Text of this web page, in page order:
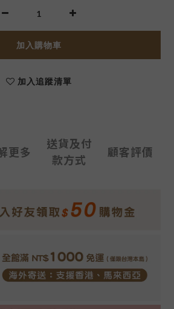
加入購物車
加入追蹤清單
更多
送貨及付
款方式
顧客評價